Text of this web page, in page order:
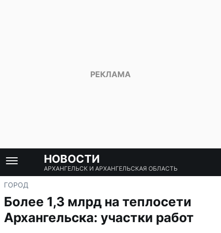
НОВОСТИ
АРХАНГЕЛЬСК И АРХАНГЕЛЬСКАЯ ОБЛАСТЬ
ГОРОД
Более 1,3 млрд на теплосети
Архангельска: участки работ